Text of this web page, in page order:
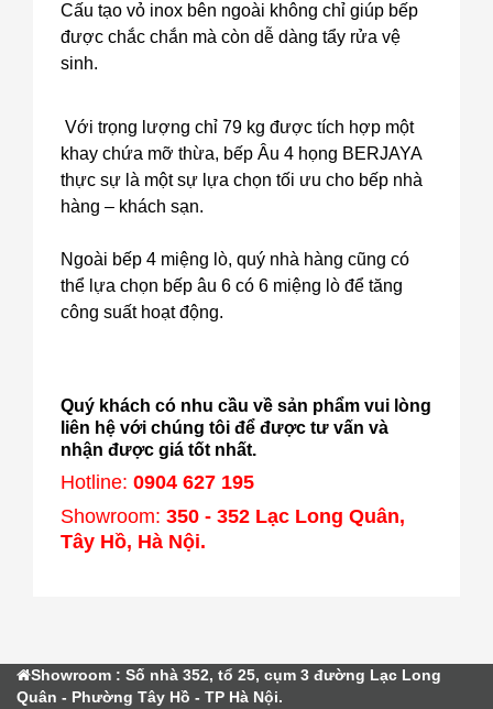
Cấu tạo vỏ inox bên ngoài không chỉ giúp bếp
được chắc chắn mà còn dễ dàng tẩy rửa vệ
sinh.
Với trọng lượng chỉ 79 kg được tích hợp một
khay chứa mỡ thừa, bếp Âu 4 họng BERJAYA
thực sự là một sự lựa chọn tối ưu cho bếp nhà
hàng – khách sạn.
Ngoài bếp 4 miệng lò, quý nhà hàng cũng có
thể lựa chọn bếp âu 6 có 6 miệng lò để tăng
công suất hoạt động.
Quý khách có nhu cầu về sản phẩm vui lòng
liên hệ với chúng tôi để được tư vấn và
nhận được giá tốt nhất.
Hotline: 0904 627 195
Showroom: 350 - 352 Lạc Long Quân,
Tây Hồ, Hà Nội.
Showroom : Số nhà 352, tổ 25, cụm 3 đường Lạc Long
Quân - Phường Tây Hồ - TP Hà Nội.